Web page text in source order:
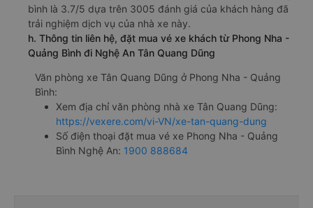
bình là 3.7/5 dựa trên 3005 đánh giá của khách hàng đã
trải nghiệm dịch vụ của nhà xe này.
h. Thông tin liên hệ, đặt mua vé xe khách từ Phong Nha -
Quảng Bình đi Nghệ An Tân Quang Dũng
Văn phòng xe Tân Quang Dũng ở Phong Nha - Quảng
Bình:
Xem địa chỉ văn phòng nhà xe Tân Quang Dũng:
https://vexere.com/vi-VN/xe-tan-quang-dung
Số điện thoại đặt mua vé xe Phong Nha - Quảng
Bình Nghệ An: 1900 888684